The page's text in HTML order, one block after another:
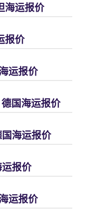
海运报价
报价
运报价
国海运报价
海运报价
报价
运报价